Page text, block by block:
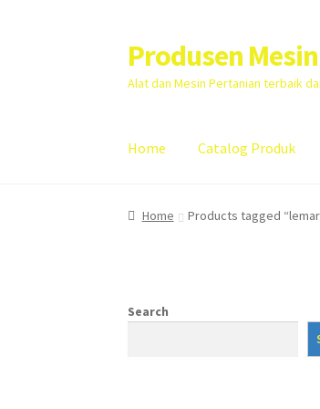
Skip
to
navigation
Skip
to
content
Produsen
Alat dan Mesin Pertanian terbaik
Home Catalog Produk
Home Artikel Cart Checkout
Home Products tagged
Search